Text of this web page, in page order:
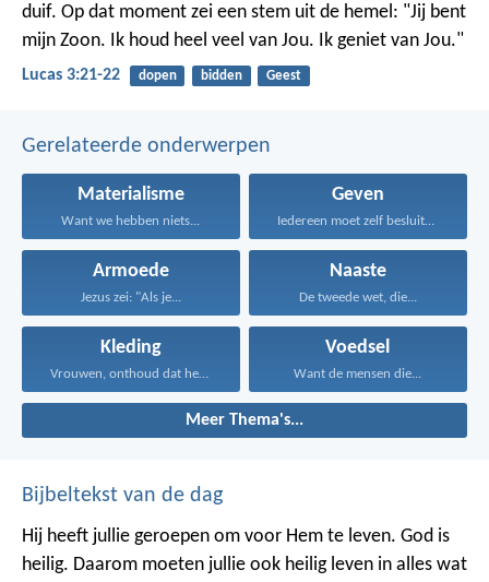
duif. Op dat moment zei een stem uit de hemel: "Jij bent
mijn Zoon. Ik houd heel veel van Jou. Ik geniet van Jou."
Lucas 3:21-22 dopen bidden Geest
Gerelateerde onderwerpen
Materialisme
Want we hebben niets...
Geven
Iedereen moet zelf besluiten...
Armoede
Jezus zei: "Als je...
Naaste
De tweede wet, die...
Kleding
Vrouwen, onthoud dat het...
Voedsel
Want de mensen die...
Meer Thema's...
Bijbeltekst van de dag
Hij heeft jullie geroepen om voor Hem te leven. God is
heilig. Daarom moeten jullie ook heilig leven in alles wat